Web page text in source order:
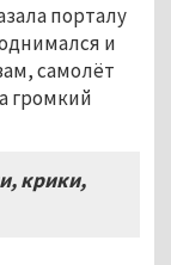
порталу
и
самолёт
громкий
крики,